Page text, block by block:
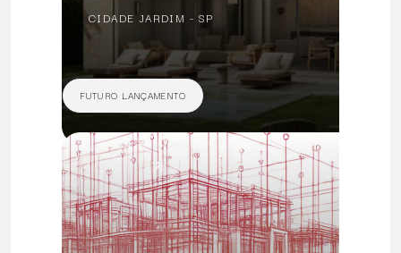
CIDADE JARDIM - SP
FUTURO LANÇAMENTO